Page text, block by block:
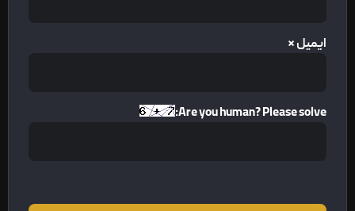
ایمیل*
Are you human? Please solve: